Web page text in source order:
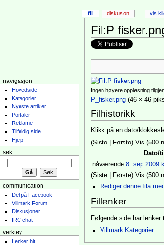
Fil:P
Ingen høyere oppløsning
P_fisker.png (46 × 46
Filhistorikk
Klikk på en dato/
(Siste | Første) Vis (500
Dato/
nåværende 8. sep 2009
(Siste | Første) Vis (500
Rediger denne fila
Fillenker
Følgende side har lenker
Villmark:Kategorier
fil diskusjon vis
navigasjon
Hovedside
Kategorier
Nyeste artikler
Portaler
Reklame
Tilfeldig side
Hjelp
søk
communication
Del på Facebook
Villmark Forum
Diskusjoner
IRC chat
verktøy
Lenker hit